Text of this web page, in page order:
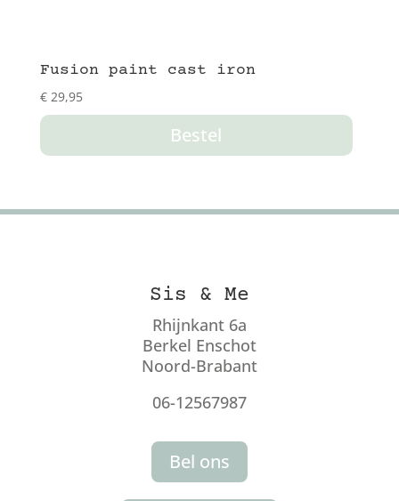
Fusion paint cast iron
€29,95
Bestel
Sis & Me
Rhijnkant 6a
Berkel Enschot
Noord-Brabant
06-12567987
Bel ons